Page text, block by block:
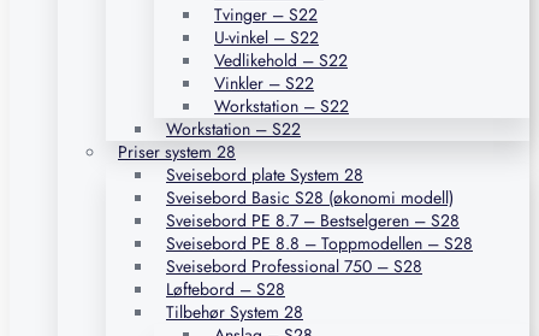
Tvinger – S22
U-vinkel – S22
Vedlikehold – S22
Vinkler – S22
Workstation – S22
Workstation – S22
Priser system 28
Sveisebord plate System 28
Sveisebord Basic S28 (økonomi modell)
Sveisebord PE 8.7 – Bestselgeren – S28
Sveisebord PE 8.8 – Toppmodellen – S28
Sveisebord Professional 750 – S28
Løftebord – S28
Tilbehør System 28